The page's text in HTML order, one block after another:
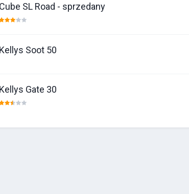
Cube SL Road - sprzedany
Kellys Soot 50
Kellys Gate 30